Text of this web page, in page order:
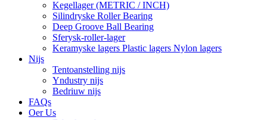
Kegellager (METRIC / INCH)
Silindryske Roller Bearing
Deep Groove Ball Bearing
Sferysk-roller-lager
Keramyske lagers Plastic lagers Nylon lagers
Nijs
Tentoanstelling nijs
Yndustry nijs
Bedriuw nijs
FAQs
Oer Us